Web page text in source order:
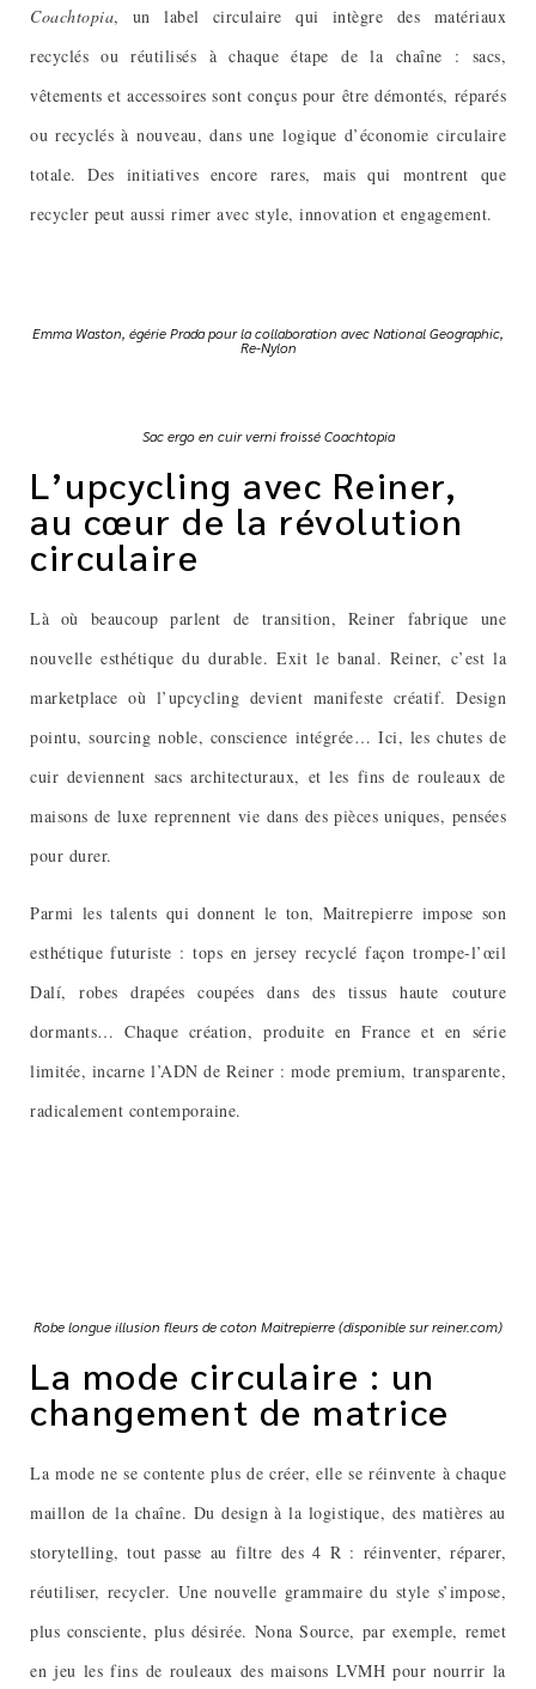
Coachtopia, un label circulaire qui intègre des matériaux
recyclés ou réutilisés à chaque étape de la chaîne : sacs,
vêtements et accessoires sont conçus pour être démontés, réparés
ou recyclés à nouveau, dans une logique d’économie circulaire
totale. Des initiatives encore rares, mais qui montrent que
recycler peut aussi rimer avec style, innovation et engagement.
Emma Waston, égérie Prada pour la collaboration avec National Geographic,
Re-Nylon
Sac ergo en cuir verni froissé Coachtopia
L’upcycling avec Reiner,
au cœur de la révolution
circulaire
Là où beaucoup parlent de transition, Reiner fabrique une
nouvelle esthétique du durable. Exit le banal. Reiner, c’est la
marketplace où l’upcycling devient manifeste créatif. Design
pointu, sourcing noble, conscience intégrée… Ici, les chutes de
cuir deviennent sacs architecturaux, et les fins de rouleaux de
maisons de luxe reprennent vie dans des pièces uniques, pensées
pour durer.
Parmi les talents qui donnent le ton, Maitrepierre impose son
esthétique futuriste : tops en jersey recyclé façon trompe-l’œil
Dalí, robes drapées coupées dans des tissus haute couture
dormants… Chaque création, produite en France et en série
limitée, incarne l’ADN de Reiner : mode premium, transparente,
radicalement contemporaine.
Robe longue illusion fleurs de coton Maitrepierre (disponible sur reiner.com)
La mode circulaire : un
changement de matrice
La mode ne se contente plus de créer, elle se réinvente à chaque
maillon de la chaîne. Du design à la logistique, des matières au
storytelling, tout passe au filtre des 4 R : réinventer, réparer,
réutiliser, recycler. Une nouvelle grammaire du style s’impose,
plus consciente, plus désirée. Nona Source, par exemple, remet
en jeu les fins de rouleaux des maisons LVMH pour nourrir la